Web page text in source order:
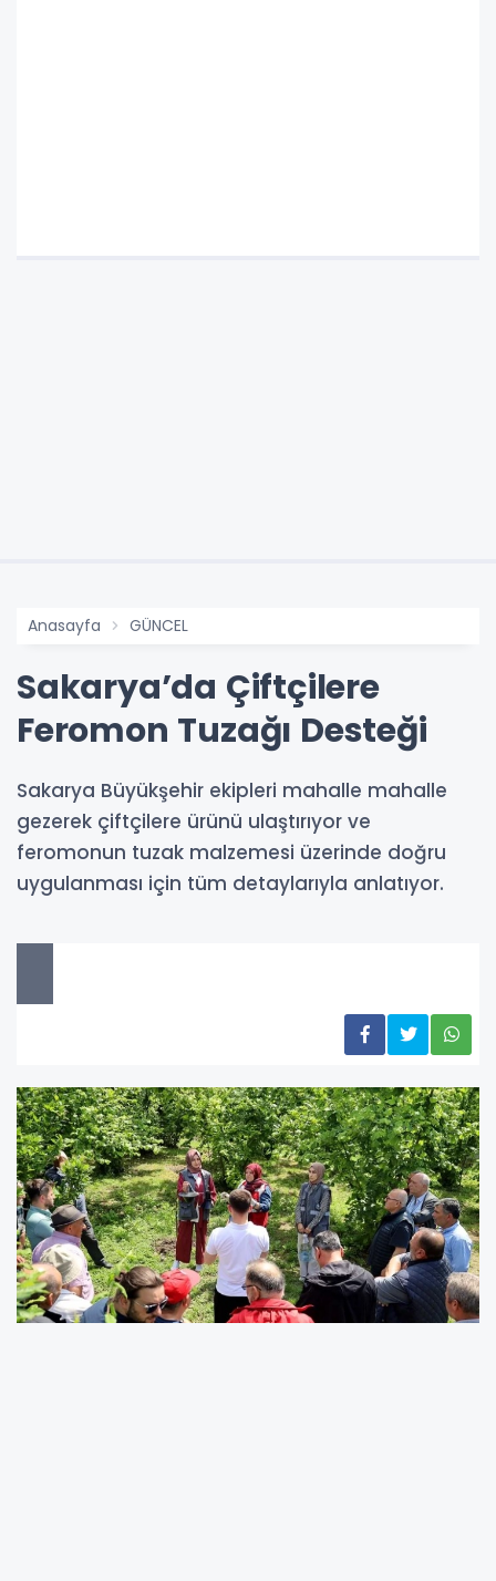
Anasayfa GÜNCEL
Sakarya’da Çiftçilere
Feromon Tuzağı Desteği
Sakarya Büyükşehir ekipleri mahalle mahalle
gezerek çiftçilere ürünü ulaştırıyor ve
feromonun tuzak malzemesi üzerinde doğru
uygulanması için tüm detaylarıyla anlatıyor.